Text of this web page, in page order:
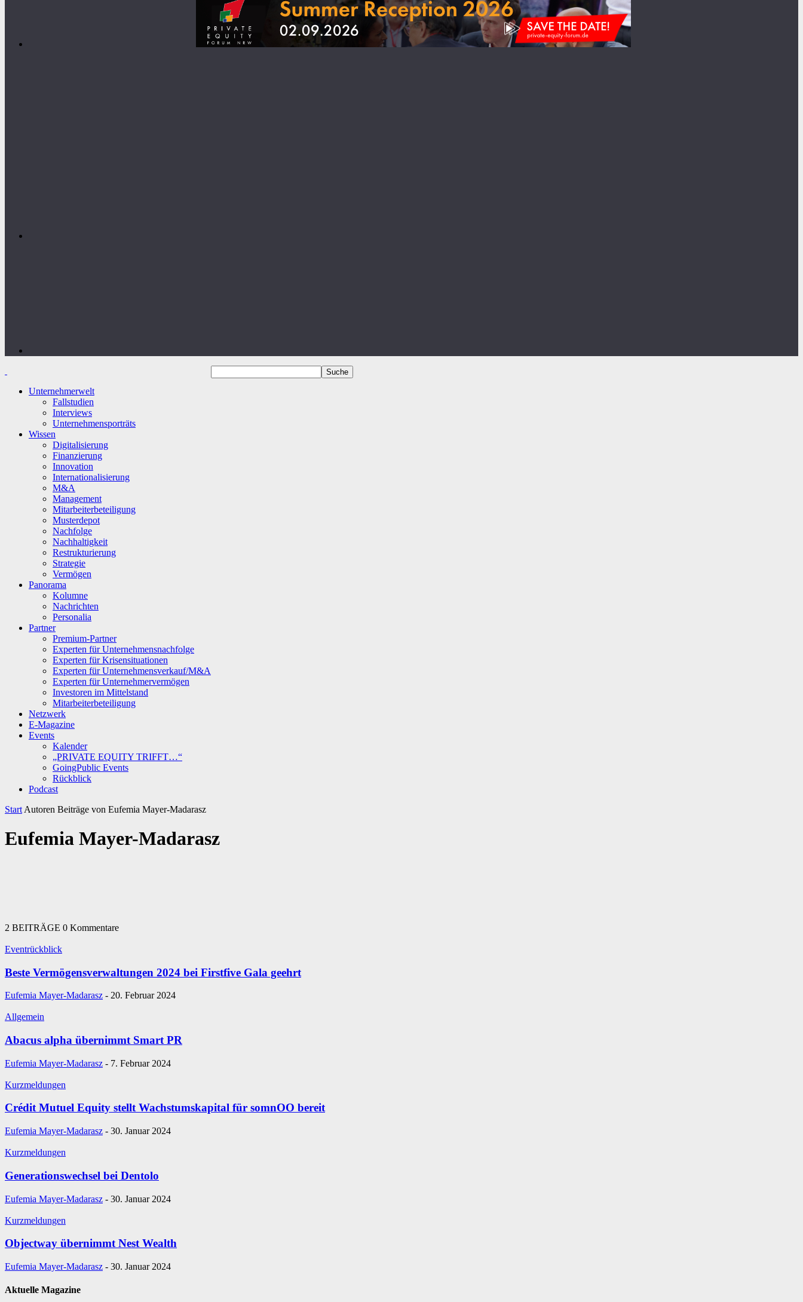
Unternehmerwelt
Fallstudien
Interviews
Unternehmensporträts
Wissen
Digitalisierung
Finanzierung
Innovation
Internationalisierung
M&A
Management
Mitarbeiterbeteiligung
Musterdepot
Nachfolge
Nachhaltigkeit
Restrukturierung
Strategie
Vermögen
Panorama
Kolumne
Nachrichten
Personalia
Partner
Premium-Partner
Experten für Unternehmensnachfolge
Experten für Krisensituationen
Experten für Unternehmensverkauf/M&A
Experten für Unternehmervermögen
Investoren im Mittelstand
Mitarbeiterbeteiligung
Netzwerk
E-Magazine
Events
Kalender
„PRIVATE EQUITY TRIFFT…“
GoingPublic Events
Rückblick
Podcast
Start Autoren Beiträge von Eufemia Mayer-Madarasz
Eufemia Mayer-Madarasz
2 BEITRÄGE 0 Kommentare
Eventrückblick
Beste Vermögensverwaltungen 2024 bei Firstfive Gala geehrt
Eufemia Mayer-Madarasz - 20. Februar 2024
Allgemein
Abacus alpha übernimmt Smart PR
Eufemia Mayer-Madarasz - 7. Februar 2024
Kurzmeldungen
Crédit Mutuel Equity stellt Wachstumskapital für somnOO bereit
Eufemia Mayer-Madarasz - 30. Januar 2024
Kurzmeldungen
Generationswechsel bei Dentolo
Eufemia Mayer-Madarasz - 30. Januar 2024
Kurzmeldungen
Objectway übernimmt Nest Wealth
Eufemia Mayer-Madarasz - 30. Januar 2024
Aktuelle Magazine